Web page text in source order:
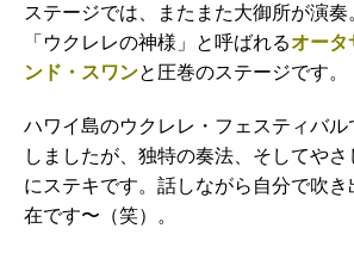
ステージでは、またまた大御所が演奏
「ウクレレの神様」と呼ばれるオータ
ンド・スワンと圧巻のステージです。
ハワイ島のウクレレ・フェスティバ
しましたが、独特の奏法、そしてやさ
にステキです。話しながら自分で吹
在です〜（笑）。